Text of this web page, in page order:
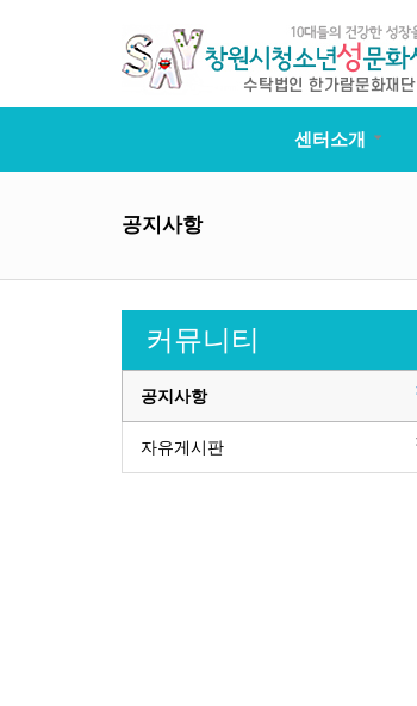
센터소개
공지사항
커뮤니티
공지사항
자유게시판